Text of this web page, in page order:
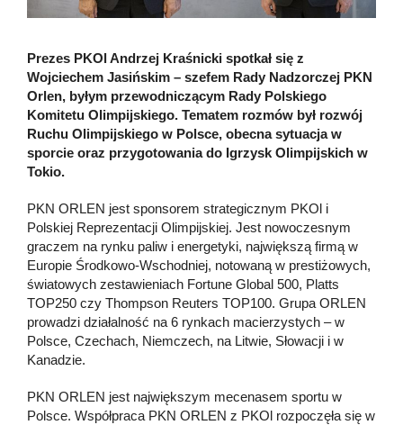
Prezes PKOl Andrzej Kraśnicki spotkał się z
Wojciechem Jasińskim – szefem Rady Nadzorczej PKN
Orlen, byłym przewodniczącym Rady Polskiego
Komitetu Olimpijskiego. Tematem rozmów był rozwój
Ruchu Olimpijskiego w Polsce, obecna sytuacja w
sporcie oraz przygotowania do Igrzysk Olimpijskich w
Tokio.
PKN ORLEN jest sponsorem strategicznym PKOl i
Polskiej Reprezentacji Olimpijskiej. Jest nowoczesnym
graczem na rynku paliw i energetyki, największą firmą w
Europie Środkowo-Wschodniej, notowaną w prestiżowych,
światowych zestawieniach Fortune Global 500, Platts
TOP250 czy Thompson Reuters TOP100. Grupa ORLEN
prowadzi działalność na 6 rynkach macierzystych – w
Polsce, Czechach, Niemczech, na Litwie, Słowacji i w
Kanadzie.
PKN ORLEN jest największym mecenasem sportu w
Polsce. Współpraca PKN ORLEN z PKOl rozpoczęła się w